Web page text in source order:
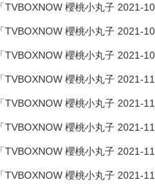
「TVBOXNOW 櫻桃小丸子 2021-
「TVBOXNOW 櫻桃小丸子 2021-
「TVBOXNOW 櫻桃小丸子 2021-
「TVBOXNOW 櫻桃小丸子 2021-
「TVBOXNOW 櫻桃小丸子 2021-
「TVBOXNOW 櫻桃小丸子 2021-
「TVBOXNOW 櫻桃小丸子 2021-
「TVBOXNOW 櫻桃小丸子 2021-